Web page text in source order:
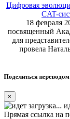
Цифровая
CAT-
18 февраля
посвященный
для
провела
Поделиться переводом
×
Прямая ссылка на